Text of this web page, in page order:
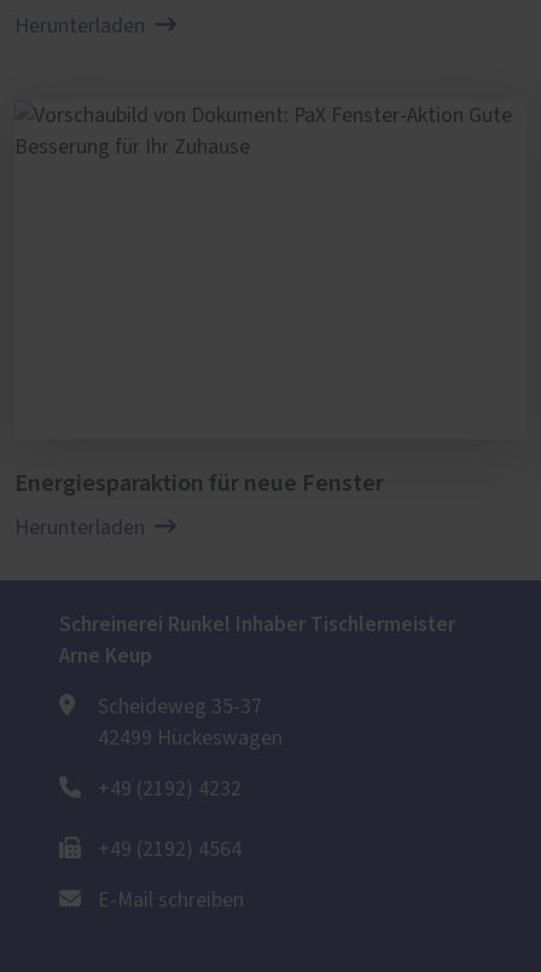
Sie möchten die Wartung Ihrer Holz-Alu-
Wartung.
Herunterladen
Energiesparaktion für neue Fenster
Herunterladen
Schreinerei Runkel Inhaber Tischlermeister
Arne Keup
Scheideweg 35-37
42499 Hückeswagen
+49 (2192) 4232
+49 (2192) 4564
E-Mail schreiben